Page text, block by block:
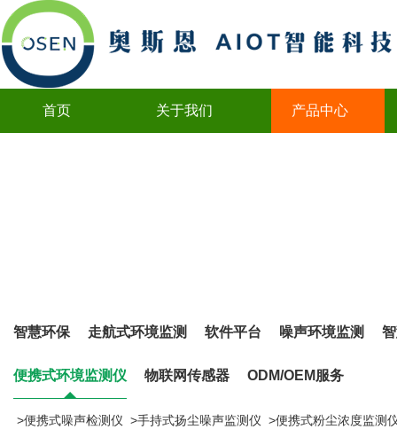
首页 关于我们 产品中心
智慧环保 走航式环境监测 软件平台 噪声环境监测
便携式环境监测仪 物联网传感器 ODM/OEM服务
>便携式噪声检测仪 >手持式扬尘噪声监测仪 >便携式粉尘浓度监测